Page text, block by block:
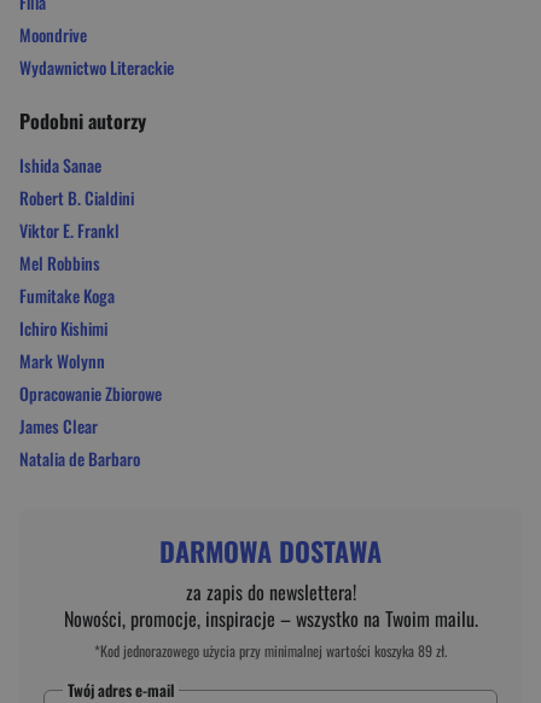
Moondrive
Wydawnictwo Literackie
Podobni autorzy
Ishida Sanae
Robert B. Cialdini
Viktor E. Frankl
Mel Robbins
Fumitake Koga
Ichiro Kishimi
Mark Wolynn
Opracowanie Zbiorowe
James Clear
Natalia de Barbaro
DARMOWA DOSTAWA
za zapis do newslettera!
Nowości, promocje, inspiracje – wszystko na Twoim mailu.
*Kod jednorazowego użycia przy minimalnej wartości koszyka 89 zł.
Twój adres e-mail